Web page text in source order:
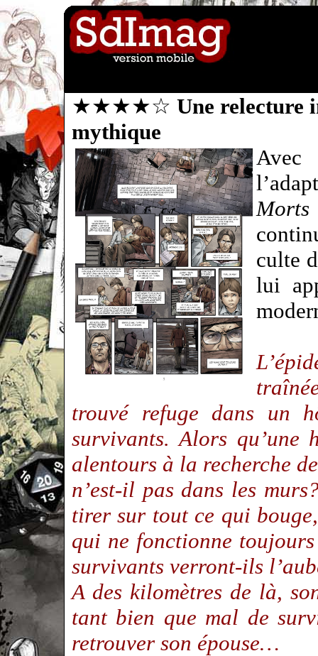
★★★★☆ Une relecture
mythique
Morts
culte
lui
trouvé refuge dans un
survivants. Alors qu’une
alentours à la recherche
n’est-il pas dans les
tirer sur tout ce qui
qui ne fonctionne
survivants verront-ils
A des kilomètres de là,
tant bien que mal de
retrouver son épouse…